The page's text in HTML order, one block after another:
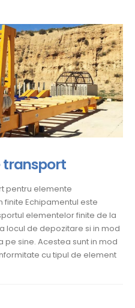
transport
pentru elemente
Echipamentul este
elementelor finite de la
locul de depozitare si in mod
sine. Acestea sunt in mod
cu tipul de element